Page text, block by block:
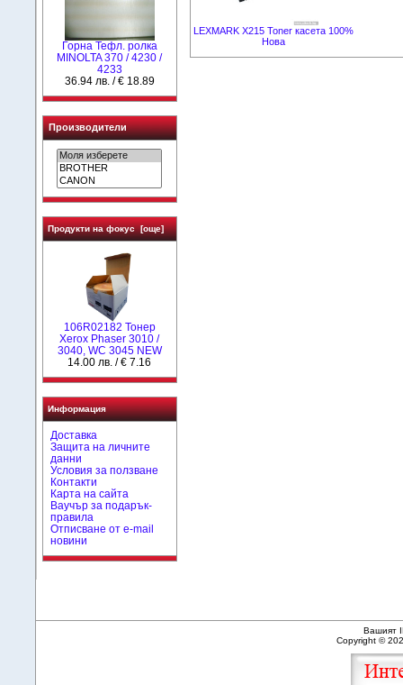
Горна Тефл. ролка
MINOLTA 370 / 4230 /
4233
36.94 лв. / € 18.89
Производители
Продукти на фокус [още]
106R02182 Тонер
Xerox Phaser 3010 /
3040, WC 3045 NEW
14.00 лв. / € 7.16
Информация
Доставка
Защита на личните
данни
Условия за ползване
Контакти
Карта на сайта
Ваучър за подарък-
правила
Отписване от e-mail
новини
LEXMARK X215 Toner касета 100%
Нова
Вашият
Copyright ©